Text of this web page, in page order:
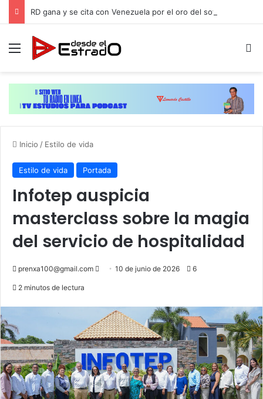
Menú
Inicio / Estilo de vida
Estilo de vida Portada
Infotep auspicia
masterclass sobre la magia
del servicio de hospitalidad
prenxa100@gmail.com
Send10 de junio de 2026 6
2 minutos de lectura